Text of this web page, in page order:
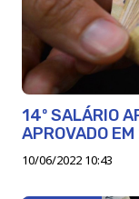
14º SALÁRIO
APROVADO
10/06/2022 10:43